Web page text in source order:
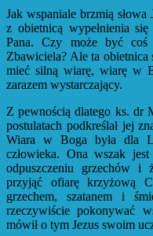
Jak wspaniale brzmią
z obietnicą wypełnienia
Pana. Czy może być coś
Zbawiciela? Ale ta obietnica
mieć silną wiarę, wiarę w
zarazem wystarczający.
Z pewnością dlatego ks. dr
postulatach podkreślał jej
Wiara w Boga była dla
człowieka. Ona wszak
odpuszczeniu grzechów i
przyjąć ofiarę krzyżową
grzechem, szatanem i
rzeczywiście pokonywać
mówił o tym Jezus swoim